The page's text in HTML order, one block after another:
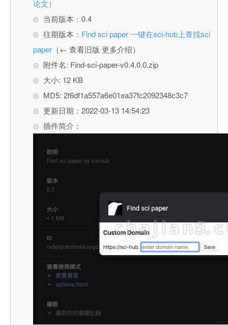
论文）
当前版本：0.4
往期版本： Find sci paper 一键在sci-hub上查找sci
paper （← 查看旧版 更多介绍）
附件名: Find-sci-paper-v0.4.0.0.zip
大小: 12 KB
MD5: 2f6df1a557a6e01ea37fc2092348c3c7
更新日期：2022-03-13 14:54:23
插件简介：